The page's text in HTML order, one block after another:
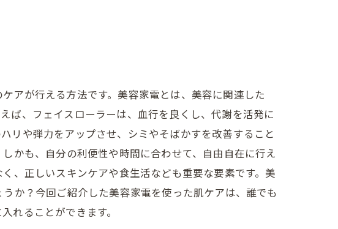
アが行える方法です。美容家電とは、美容に関連した
ば、フェイスローラーは、血行を良くし、代謝を活発に
リや弾力をアップさせ、シミやそばかすを改善すること
かも、自分の利便性や時間に合わせて、自由自在に行え
、正しいスキンケアや食生活なども重要な要素です。美
か？今回ご紹介した美容家電を使った肌ケアは、誰でも
れることができます。